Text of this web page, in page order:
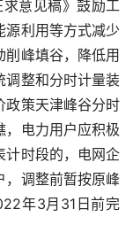
意见稿》鼓励工
源利用等方式减少
削峰填谷，降低用
调整和分时计量装
政策天津峰谷分时
，电力用户应积极
计时段的，电网企
，调整前暂按原峰
年3月31日前完